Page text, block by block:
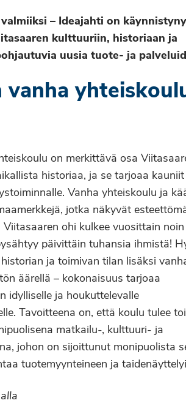
– Ideajahti on
kulttuuriin, historiaan ja
uusia tuote- ja
vanha
on merkittävä osa
historiaa, ja se tarjoaa kauniit
Vanha yhteiskoulu ja
jotka näkyvät
Viitasaaren ohi kulkee vuosittain
päivittäin tuhansia ihmistä!
ja toimivan tilan lisäksi
äärellä – kokonaisuus tarjoaa
idylliselle ja houkuttelevalle
Tavoitteena on, että koulu tulee
matkailu-, kulttuuri- ja
johon on sijoittunut monipuolista
tuotemyynteineen ja